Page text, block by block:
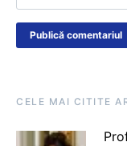
CELE MAI CITITE